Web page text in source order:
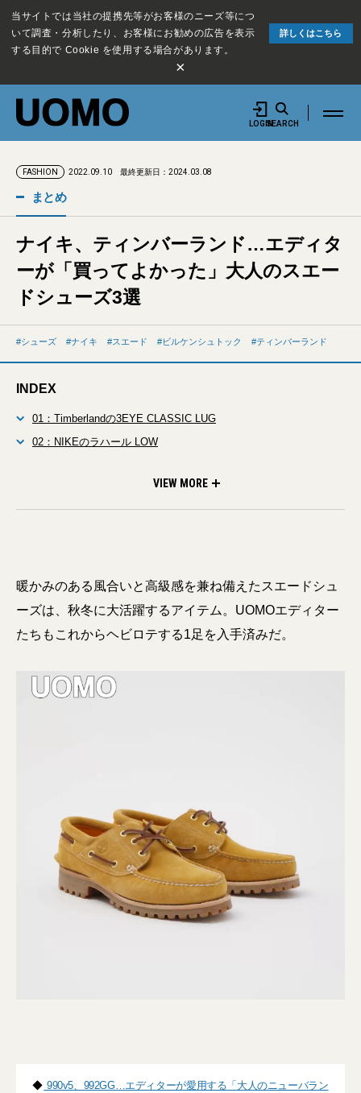
当サイトでは当社の提携先等がお客様のニーズ等につ
いて調査・分析したり、お客様にお勧めの広告を表示
する目的で Cookie を使用する場合があります。
詳しくはこちら
×
LOGINSEARCH
FASHION 2022.09.10 最終更新日：2024.03.08
まとめ
ナイキ、ティンバーランド…エディタ
ーが「買ってよかった」大人のスエー
ドシューズ3選
シューズ ナイキ スエード ビルケンシュトック ティンバーランド
INDEX
01：Timberlandの3EYE CLASSIC LUG
02：NIKEのラハール LOW
VIEW MORE
暖かみのある風合いと高級感を兼ね備えたスエードシュ
ーズは、秋冬に大活躍するアイテム。UOMOエディター
たちもこれからヘビロテする1足を入手済みだ。
◆ 990v5、992GG…エディターが愛用する「大人のニューバラン